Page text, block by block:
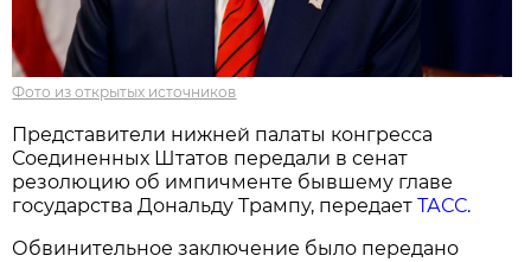
Фото из открытых источников
Представители нижней палаты конгресса
Соединенных Штатов передали в сенат
резолюцию об импичменте бывшему главе
государства Дональду Трампу, передаетТАСС.
Обвинительное заключение было передано